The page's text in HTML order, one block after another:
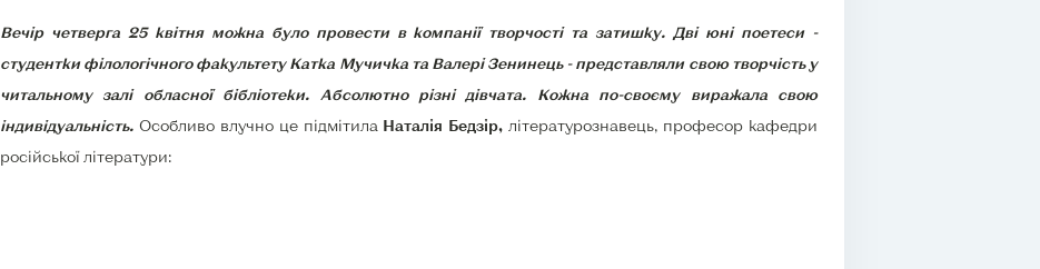
Вечір четверга 25 квітня можна було провести в компанії творчості та затишку. Дві юні поетеси -
студентки філологічного факультету Катка Мучичка та Валері Зенинець - представляли свою творчість у
читальному залі обласної бібліотеки. Абсолютно різні дівчата. Кожна по-своєму виражала свою
індивідуальність. Особливо влучно це підмітила Наталія Бедзір, літературознавець, професор кафедри
російської літератури: